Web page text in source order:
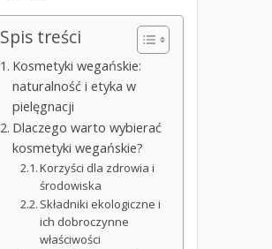
Spis treści
Kosmetyki wegańskie:
naturalność i etyka w
pielęgnacji
Dlaczego warto wybierać
kosmetyki wegańskie?
Korzyści dla zdrowia i
środowiska
Składniki ekologiczne i
ich dobroczynne
właściwości